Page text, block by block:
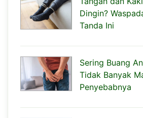
Dingin?
Tanda Ini
Sering Buang
Tidak Banyak
Penyebabnya